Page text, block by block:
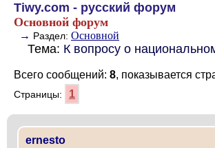
Tiwy.com - русский форум
Основной форум
→ Раздел: Основной
Тема: К вопросу о
Всего сообщений: 8, показывается
Страницы: 1
ernesto